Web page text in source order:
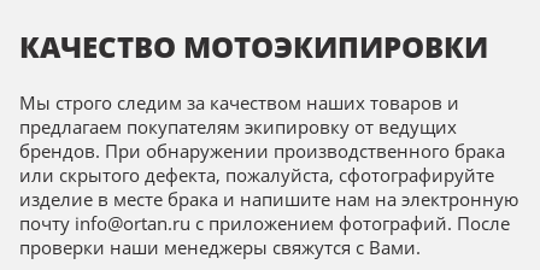
КАЧЕСТВО МОТОЭКИПИРОВКИ
Мы строго следим за качеством наших товаров и
предлагаем покупателям экипировку от ведущих
брендов. При обнаружении производственного брака
или скрытого дефекта, пожалуйста, сфотографируйте
изделие в месте брака и напишите нам на электронную
почту info@ortan.ru с приложением фотографий. После
проверки наши менеджеры свяжутся с Вами.